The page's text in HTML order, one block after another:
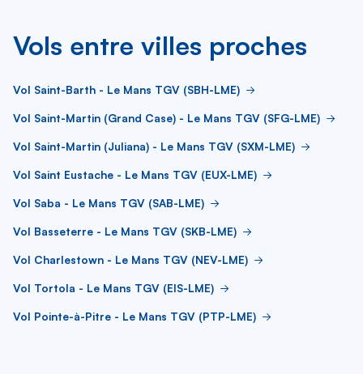
Vols entre villes proches
Vol Saint-Barth - Le Mans TGV (SBH-LME)
Vol Saint-Martin (Grand Case) - Le Mans TGV (SFG-LME)
Vol Saint-Martin (Juliana) - Le Mans TGV (SXM-LME)
Vol Saint Eustache - Le Mans TGV (EUX-LME)
Vol Saba - Le Mans TGV (SAB-LME)
Vol Basseterre - Le Mans TGV (SKB-LME)
Vol Charlestown - Le Mans TGV (NEV-LME)
Vol Tortola - Le Mans TGV (EIS-LME)
Vol Pointe-à-Pitre - Le Mans TGV (PTP-LME)